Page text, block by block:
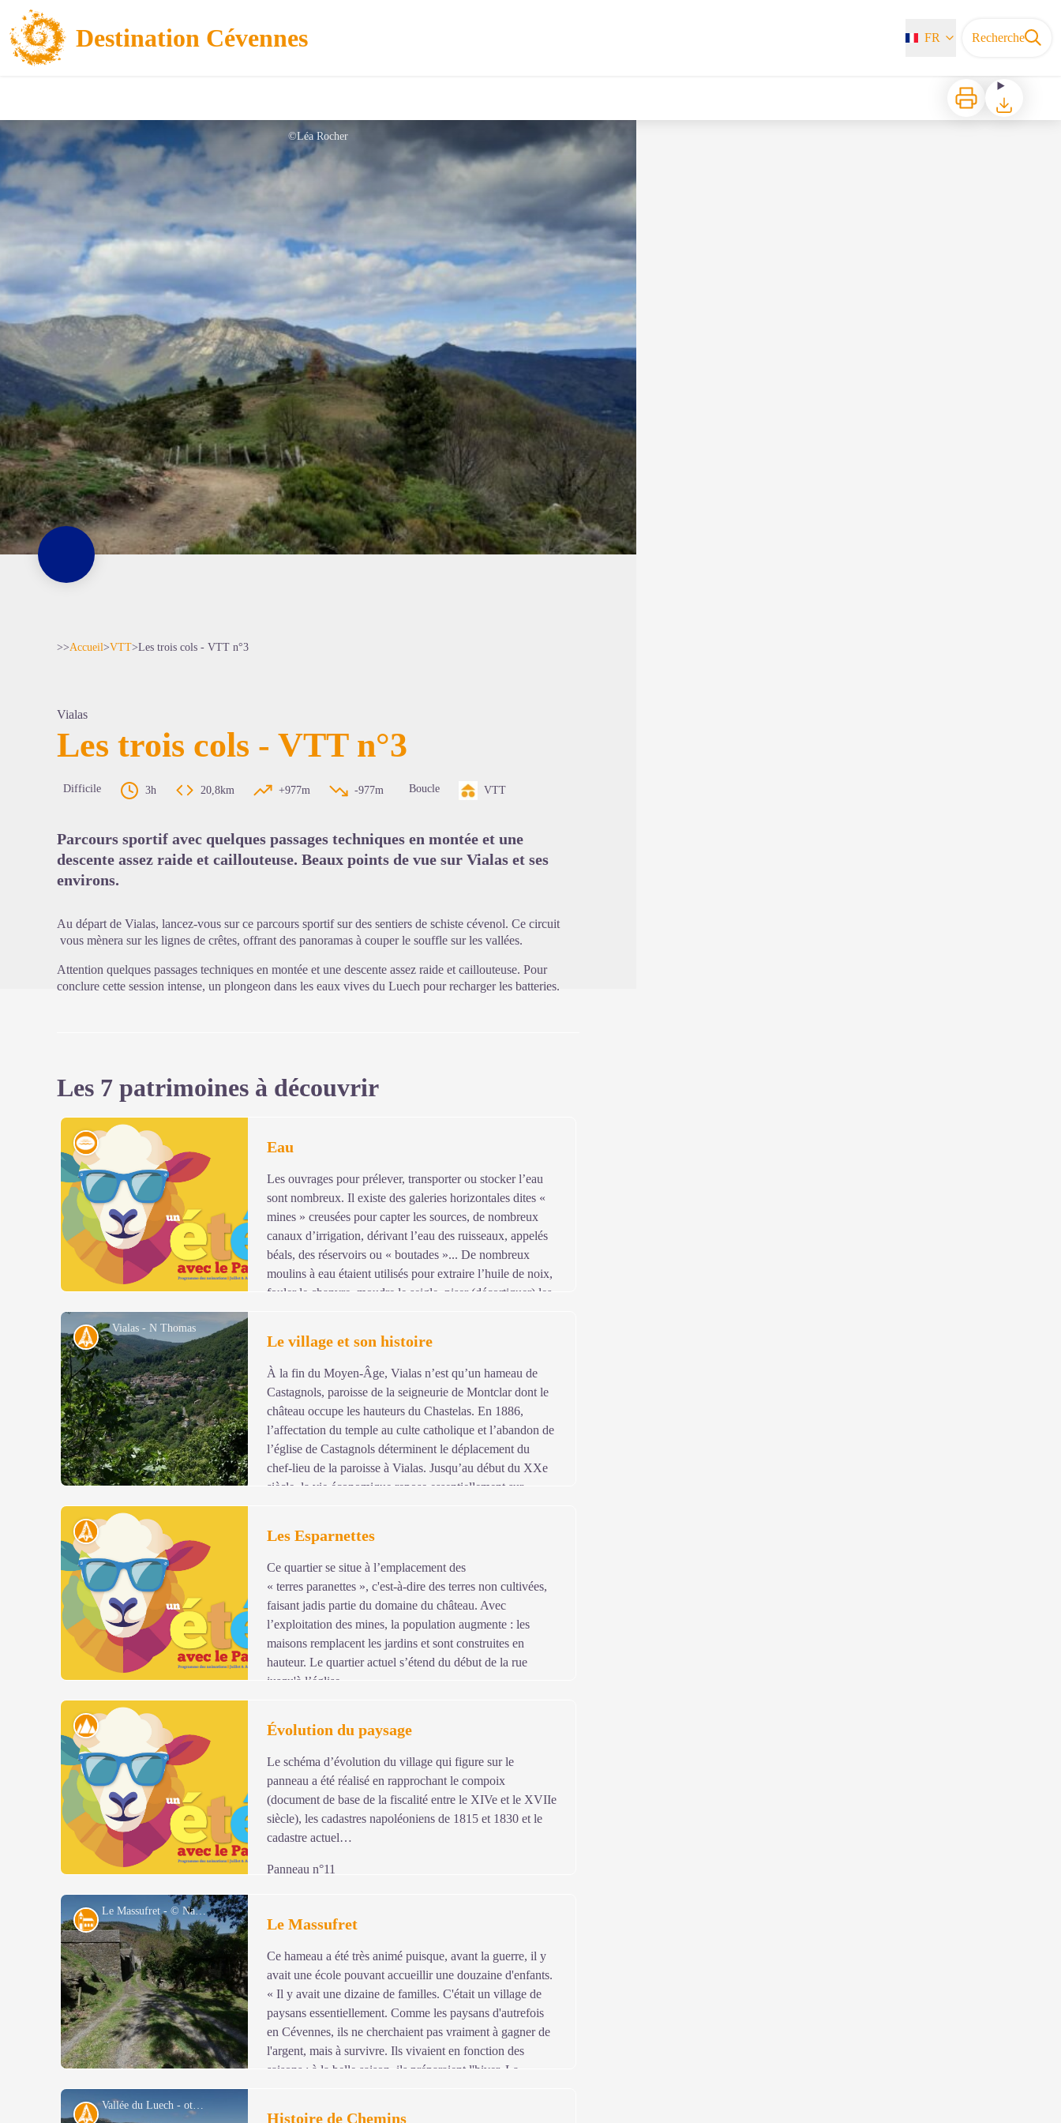
Destination Cévennes FR Recherche
Imprimer Télécharger
©Léa Rocher
>>Accueil>VTT>Les trois cols - VTT n°3
Vialas
Les trois cols - VTT n°3
Difficile 3h 20,8km +977m -977m Boucle VTT
Parcours sportif avec quelques passages techniques en montée et une
descente assez raide et caillouteuse. Beaux points de vue sur Vialas et ses
environs.
Au départ de Vialas, lancez-vous sur ce parcours sportif sur des sentiers de schiste cévenol. Ce circuit
vous mènera sur les lignes de crêtes, offrant des panoramas à couper le souffle sur les vallées.
Attention quelques passages techniques en montée et une descente assez raide et caillouteuse. Pour
conclure cette session intense, un plongeon dans les eaux vives du Luech pour recharger les batteries.
Les 7 patrimoines à découvrir
Voir l'image en plein écran
Eau Eau
Les ouvrages pour prélever, transporter ou stocker l’eau
sont nombreux. Il existe des galeries horizontales dites «
mines » creusées pour capter les sources, de nombreux
canaux d’irrigation, dérivant l’eau des ruisseaux, appelés
béals, des réservoirs ou « boutades »... De nombreux
moulins à eau étaient utilisés pour extraire l’huile de noix,
fouler le chanvre, moudre le seigle, piser (décortiquer) les
châtaignes…
Panneau n°8
Vialas - N Thomas
Voir l'image en plein écran
Histoire Le village et son histoire
À la fin du Moyen-Âge, Vialas n’est qu’un hameau de
Castagnols, paroisse de la seigneurie de Montclar dont le
château occupe les hauteurs du Chastelas. En 1886,
l’affectation du temple au culte catholique et l’abandon de
l’église de Castagnols déterminent le déplacement du
chef-lieu de la paroisse à Vialas. Jusqu’au début du XXe
siècle, la vie économique repose essentiellement sur
l’agriculture et l’exploitation des mines de plomb argentifère.
Panneau n°1
Voir l'image en plein écran
Histoire Les Esparnettes
Ce quartier se situe à l’emplacement des
« terres paranettes », c'est-à-dire des terres non cultivées,
faisant jadis partie du domaine du château. Avec
l’exploitation des mines, la population augmente : les
maisons remplacent les jardins et sont construites en
hauteur. Le quartier actuel s’étend du début de la rue
jusqu'à l’église.
Panneau n°12
Voir l'image en plein écran
Paysage Évolution du paysage
Le schéma d’évolution du village qui figure sur le
panneau a été réalisé en rapprochant le compoix
(document de base de la fiscalité entre le XIVe et le XVIIe
siècle), les cadastres napoléoniens de 1815 et 1830 et le
cadastre actuel…
Panneau n°11
Le Massufret - © Nathalie Thomas
Architecture Le Massufret
Ce hameau a été très animé puisque, avant la guerre, il y
avait une école pouvant accueillir une douzaine d'enfants.
« Il y avait une dizaine de familles. C'était un village de
paysans essentiellement. Comme les paysans d'autrefois
en Cévennes, ils ne cherchaient pas vraiment à gagner de
l'argent, mais à survivre. Ils vivaient en fonction des
saisons : à la belle saison, ils préparaient l'hiver. La
châtaigne et la pomme de terre étaient la base de l'alimentation et à tous les repas on mangeait
de la soupe » (Mr Velay).
Vallée du Luech - otcevennesmontlozere
Histoire Histoire de Chemins